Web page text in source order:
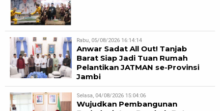
Rabu, 05/08/2026 16:14:14
Anwar Sadat All Out! Tanjab
Barat Siap Jadi Tuan Rumah
Pelantikan JATMAN se-Provinsi
Jambi
Selasa, 04/08/2026 15:04:06
Wujudkan Pembangunan